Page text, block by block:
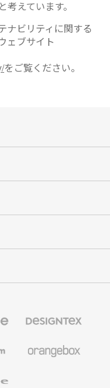
えています。
ナビリティに関する
ェブサイト
をご覧ください。